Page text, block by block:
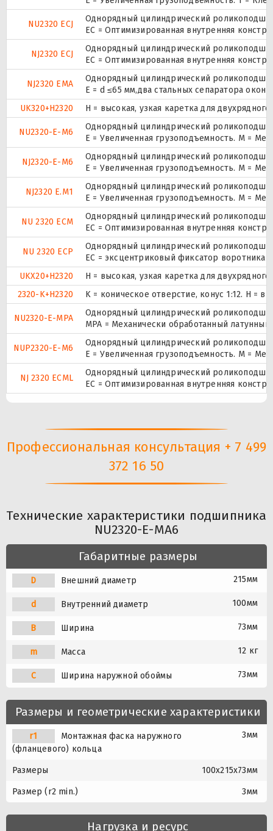
NU2320 ECJ
Однорядный цилиндрический
EC = Оптимизированная внутренняя
NJ2320 ECJ
Однорядный цилиндрический
EC = Оптимизированная внутренняя
NJ2320 EMA
Однорядный цилиндрический
E = d ≤65 мм,два стальных сепаратора
UK320+H2320
H = высокая, узкая каретка для
NU2320-E-M6
Однорядный цилиндрический
E = Увеличенная грузоподъемность. М =
NJ2320-E-M6
Однорядный цилиндрический
E = Увеличенная грузоподъемность. М =
NJ2320 E.M1
Однорядный цилиндрический
E = Увеличенная грузоподъемность. М =
NU 2320 ECM
Однорядный цилиндрический
EC = Оптимизированная внутренняя
NU 2320 ECP
Однорядный цилиндрический
ЕС = эксцентриковый фиксатор воротника
UKX20+H2320
H = высокая, узкая каретка для
2320-K+H2320
K = коническое отверстие, конус 1:12. H =
NU2320-E-MPA
Однорядный цилиндрический
MPA = Механически обработанный латунный
NUP2320-E-M6
Однорядный цилиндрический
E = Увеличенная грузоподъемность. М =
NJ 2320 ECML
Однорядный цилиндрический
EC = Оптимизированная внутренняя
Профессиональная консультация + 7 499
372 16 50
Технические характеристики подшипника
NU2320-E-MA6
Габаритные размеры
D Внешний диаметр 215мм
d Внутренний диаметр 100мм
B Ширина 73мм
m Масса 12 кг
C Ширина наружной обоймы 73мм
Размеры и геометрические характеристики
r1
Монтажная фаска наружного
(фланцевого) кольца
3мм
Размеры 100x215x73мм
Размер (r2 min.) 3мм
Нагрузка и ресурс